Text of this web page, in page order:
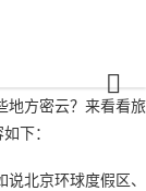
-www.尊龙凯时888
地方密云？来看看旅
下：
北京环球度假区、